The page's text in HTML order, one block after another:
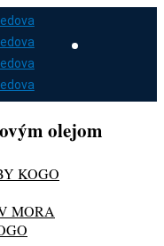
KOGO
MORA
olejom